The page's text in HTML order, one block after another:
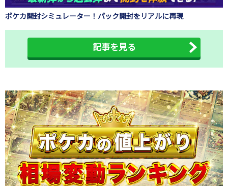
ポケカ開封シミュレーター！パック開封をリアルに再現
記事を見る